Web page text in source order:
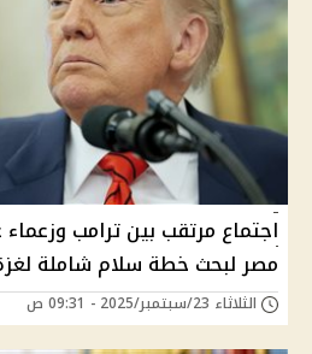
اجتماع مرتقب بين ترامب
مصر لبحث خطة سلام شاملة
الثلاثاء 23/سبتمبر/2025 - 09:31 ص